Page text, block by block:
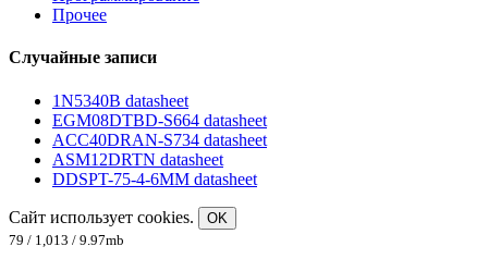
Прочее
Случайные записи
1N5340B datasheet
EGM08DTBD-S664 datasheet
ACC40DRAN-S734 datasheet
ASM12DRTN datasheet
DDSPT-75-4-6MM datasheet
Сайт использует cookies.
OK
79 / 1,013 / 9.97mb